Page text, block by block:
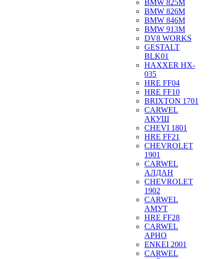
BMW 825M
BMW 826M
BMW 846M
BMW 913M
DV8 WORKS
GESTALT
BLK01
HAXXER HX-
035
HRE FF04
HRE FF10
BRIXTON 1701
CARWEL
АКУШ
CHEVI 1801
HRE FF21
CHEVROLET
1901
CARWEL
АЛДАН
CHEVROLET
1902
CARWEL
АМУТ
HRE FF28
CARWEL
АРНО
ENKEI 2001
CARWEL